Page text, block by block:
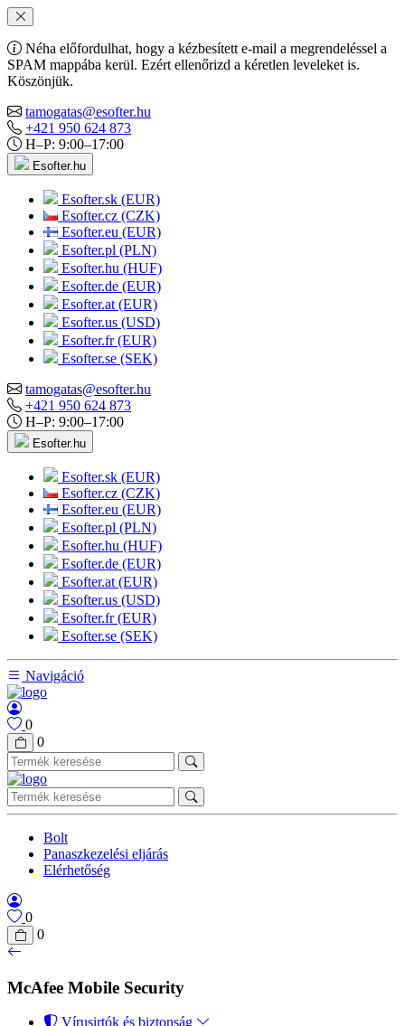
Néha előfordulhat, hogy a kézbesített e-mail a megrendeléssel a
SPAM mappába kerül. Ezért ellenőrizd a kéretlen leveleket is.
Köszönjük.
tamogatas@esofter.hu
+421 950 624 873
H–P: 9:00–17:00
Esofter.hu
Esofter.sk (EUR)
Esofter.cz (CZK)
Esofter.eu (EUR)
Esofter.pl (PLN)
Esofter.hu (HUF)
Esofter.de (EUR)
Esofter.at (EUR)
Esofter.us (USD)
Esofter.fr (EUR)
Esofter.se (SEK)
tamogatas@esofter.hu
+421 950 624 873
H–P: 9:00–17:00
Esofter.hu
Esofter.sk (EUR)
Esofter.cz (CZK)
Esofter.eu (EUR)
Esofter.pl (PLN)
Esofter.hu (HUF)
Esofter.de (EUR)
Esofter.at (EUR)
Esofter.us (USD)
Esofter.fr (EUR)
Esofter.se (SEK)
Navigáció
0
0
Bolt
Panaszkezelési eljárás
Elérhetőség
0
0
McAfee Mobile Security
Vírusirtók és biztonság